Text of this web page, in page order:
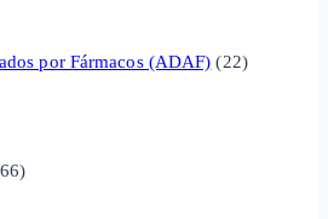
por Fármacos (ADAF) (22)